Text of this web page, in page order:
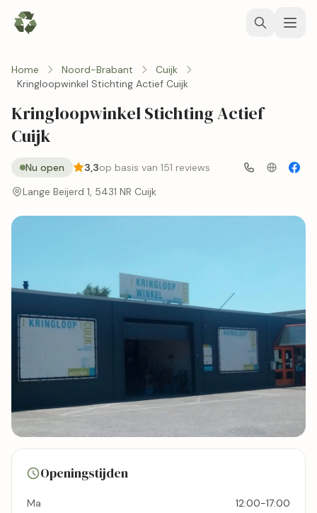
Home Noord-Brabant
Cuijk
Kringloopwinkel Stichting Actief Cuijk
Kringloopwinkel Stichting Actief
Cuijk
Nu open 3,3op basis van 151 reviews
Lange Beijerd 1, 5431 NR Cuijk
Bekijk kaart
Openingstijden
Ma
12:00-17:00